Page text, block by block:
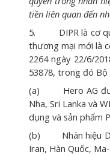
tiền liên quan đến
5. DIPR là cơ
thương mại mới là
2264 ngày 22/6/
53878, trong đó
(a) Hero AG được
Nha, Sri Lanka và
dụng và sản phẩm
(b) Nhãn hiệu
Iran, Hàn Quốc,